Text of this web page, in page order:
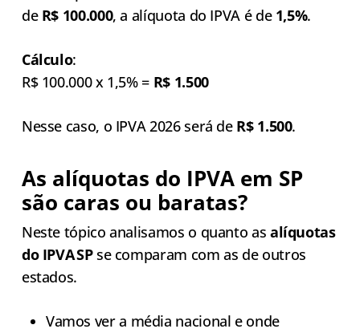
de R$ 100.000, a alíquota do IPVA é de 1,5%.
Cálculo:
R$ 100.000 x 1,5% = R$ 1.500
Nesse caso, o IPVA 2026 será de R$ 1.500.
As alíquotas do IPVA em SP
são caras ou baratas?
Neste tópico analisamos o quanto as alíquotas
do IPVA SPse comparam com as de outros
estados.
Vamos ver a média nacional e onde